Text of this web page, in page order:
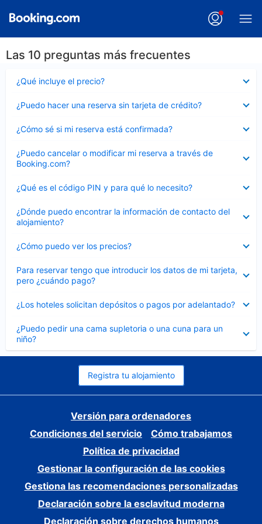
Las 10 preguntas más frecuentes
¿Qué incluye el precio?
cerrado
¿Puedo hacer una reserva sin tarjeta de crédito?
cerrado
¿Cómo sé si mi reserva está confirmada?
cerrado
¿Puedo cancelar o modificar mi reserva a través de
Booking.com?
cerrado
¿Qué es el código PIN y para qué lo necesito?
cerrado
¿Dónde puedo encontrar la información de contacto del
alojamiento?
cerrado
¿Cómo puedo ver los precios?
cerrado
Para reservar tengo que introducir los datos de mi tarjeta,
pero ¿cuándo pago?
cerrado
¿Los hoteles solicitan depósitos o pagos por adelantado?
cerrado
¿Puedo pedir una cama supletoria o una cuna para un
niño?
cerrado
Registra tu alojamiento
Versión para ordenadores
Condiciones del servicio
Cómo trabajamos
Política de privacidad
Gestionar la configuración de las cookies
Gestiona las recomendaciones personalizadas
Declaración sobre la esclavitud moderna
Declaración sobre derechos humanos